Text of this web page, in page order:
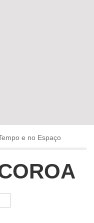
e no Espaço
a mentir